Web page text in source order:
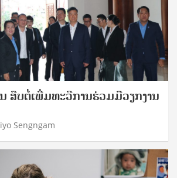
ສືບຕໍ່ເພີ່ມທະວີການຮ່ວມມືວຽກງານ
Sengngam